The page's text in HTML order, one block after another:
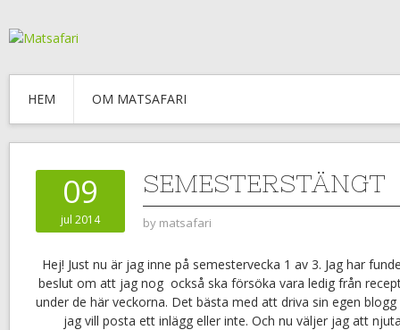
HEM OM MATSAFARI
09
jul 2014
SEMESTERSTÄNGT
by matsafari
Hej! Just nu är jag inne på semestervecka 1 av 3. Jag har
beslut om att jag nog också ska försöka vara ledig från
under de här veckorna. Det bästa med att driva sin egen
jag vill posta ett inlägg eller inte. Och nu väljer jag att